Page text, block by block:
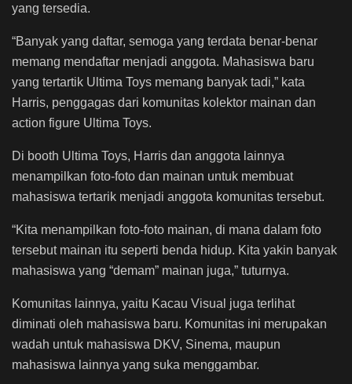
yang tersedia.
“Banyak yang daftar, semoga yang terdata benar-benar
memang mendaftar menjadi anggota. Mahasiswa baru
yang tertartik Ultima Toys memang banyak tadi,” kata
Harris, penggagas dari komunitas kolektor mainan dan
action figure Ultima Toys.
Di booth Ultima Toys, Harris dan anggota lainnya
menampilkan foto-foto dan mainan untuk membuat
mahasiswa tertarik menjadi anggota komunitas tersebut.
“Kita menampilkan foto-foto mainan, di mana dalam foto
tersebut mainan itu seperti benda hidup. Kita yakin banyak
mahasiswa yang “demam” mainan juga,” tuturnya.
Komunitas lainnya, yaitu Kacau Visual juga terlihat
diminati oleh mahasiswa baru. Komunitas ini merupakan
wadah untuk mahasiswa DKV, Sinema, maupun
mahasiswa lainnya yang suka menggambar.